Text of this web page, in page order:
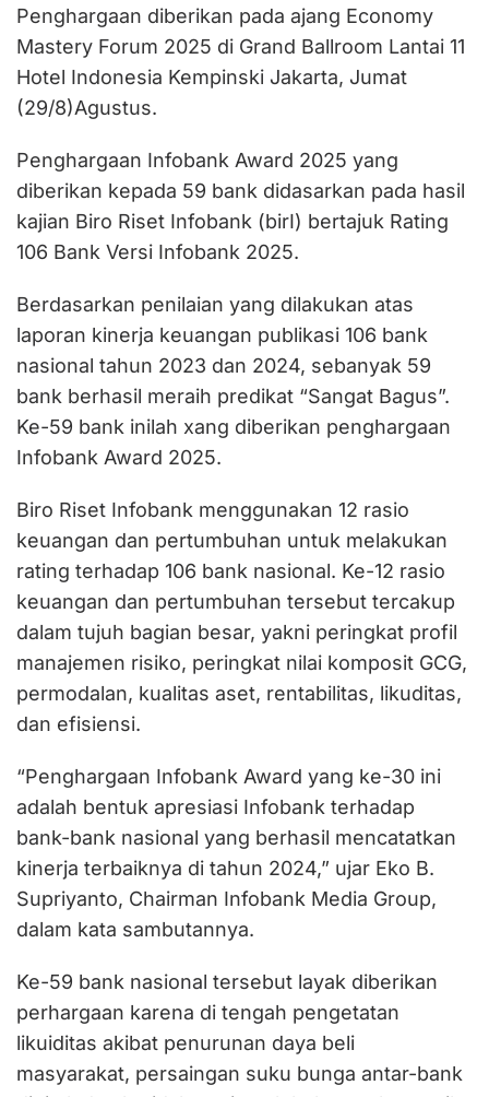
Penghargaan diberikan pada ajang Economy
Mastery Forum 2025 di Grand Ballroom Lantai 11
Hotel Indonesia Kempinski Jakarta, Jumat
(29/8)Agustus.
Penghargaan Infobank Award 2025 yang
diberikan kepada 59 bank didasarkan pada hasil
kajian Biro Riset Infobank (birI) bertajuk Rating
106 Bank Versi Infobank 2025.
Berdasarkan penilaian yang dilakukan atas
laporan kinerja keuangan publikasi 106 bank
nasional tahun 2023 dan 2024, sebanyak 59
bank berhasil meraih predikat “Sangat Bagus”.
Ke-59 bank inilah xang diberikan penghargaan
Infobank Award 2025.
Biro Riset Infobank menggunakan 12 rasio
keuangan dan pertumbuhan untuk melakukan
rating terhadap 106 bank nasional. Ke-12 rasio
keuangan dan pertumbuhan tersebut tercakup
dalam tujuh bagian besar, yakni peringkat profil
manajemen risiko, peringkat nilai komposit GCG,
permodalan, kualitas aset, rentabilitas, likuditas,
dan efisiensi.
“Penghargaan Infobank Award yang ke-30 ini
adalah bentuk apresiasi Infobank terhadap
bank-bank nasional yang berhasil mencatatkan
kinerja terbaiknya di tahun 2024,” ujar Eko B.
Supriyanto, Chairman Infobank Media Group,
dalam kata sambutannya.
Ke-59 bank nasional tersebut layak diberikan
perhargaan karena di tengah pengetatan
likuiditas akibat penurunan daya beli
masyarakat, persaingan suku bunga antar-bank